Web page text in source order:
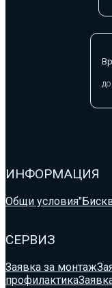
ИНФОРМАЦИЯ
Общи условия
СЕРВИЗ
Заявка за монтаж
профилактика